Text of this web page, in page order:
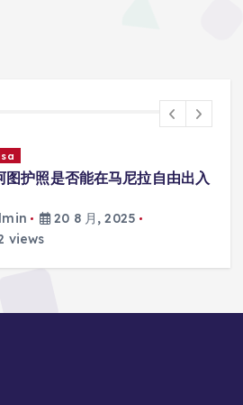
图护照是否能在马尼拉使用国际
注册？
20 8 月, 2025
views